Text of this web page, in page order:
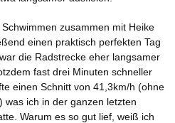
zusammen mit Heike
einen praktisch perfekten Tag
die Radstrecke eher langsamer
fast drei Minuten schneller
einen Schnitt von 41,3km/h (ohne
was ich in der ganzen letzten
Warum es so gut lief, weiß ich